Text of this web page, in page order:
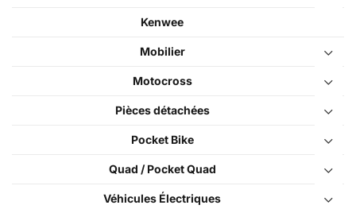
Kenwee
Mobilier
Motocross
Pièces détachées
Pocket Bike
Quad / Pocket Quad
Véhicules Électriques